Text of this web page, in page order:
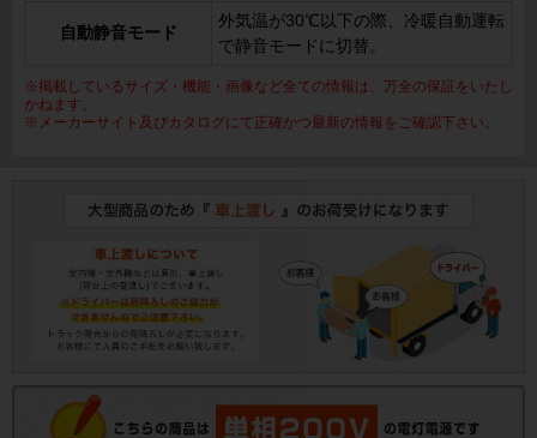
自動静音モード
外気温が30℃以下の際、冷暖自動運転
で静音モードに切替。
※掲載しているサイズ・機能・画像など全ての情報は、万全の保証をいたし
かねます。
※メーカーサイト及びカタログにて正確かつ最新の情報をご確認下さい。